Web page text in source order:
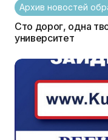
Архив новостей
Сто дорог, одна
университет